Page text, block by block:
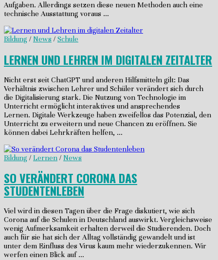
Aufgaben. Allerdings setzen diese neuen Methoden auch eine
technische Ausstattung voraus …
Bildung / News / Schule
LERNEN UND LEHREN IM DIGITALEN ZEITALTER
Nicht erst seit ChatGPT und anderen Hilfsmitteln gilt: Das
Verhältnis zwischen Lehrer und Schüler verändert sich durch
die Digitalisierung stark. Die Nutzung von Technologie im
Unterricht ermöglicht interaktives und ansprechendes
Lernen. Digitale Werkzeuge haben zweifellos das Potenzial, den
Unterricht zu erweitern und neue Chancen zu eröffnen. Sie
können dabei Lehrkräften helfen, …
Bildung / Lernen / News
SO VERÄNDERT CORONA DAS
STUDENTENLEBEN
Viel wird in diesen Tagen über die Frage diskutiert, wie sich
Corona auf die Schulen in Deutschland auswirkt. Vergleichsweise
wenig Aufmerksamkeit erhalten derweil die Studierenden. Doch
auch für sie hat sich der Alltag vollständig gewandelt und ist
unter dem Einfluss des Virus kaum mehr wiederzukennen. Wir
werfen einen Blick auf …